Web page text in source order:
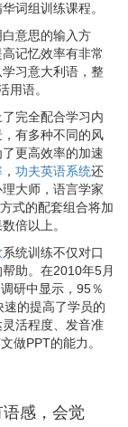
词组训练课程。
意思的输入方
记忆效率有非常
习意大利语，整
用语。
完全配合学习内
有多种不同的风
更高效率的加速
， 功夫英语系统还
大师，语言学家
式的配套组合将加
倍以上。
系统训练不仅对口
助。在2010年5月
研中显示，95％
的提高了学员的
活程度、发音准
做PPT的能力。
感，会觉